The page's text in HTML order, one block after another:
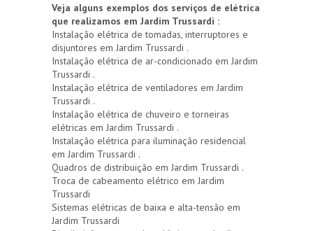
Veja alguns exemplos dos serviços de elétrica
que realizamos em Jardim Trussardi :
Instalação elétrica de tomadas, interruptores e
disjuntores em Jardim Trussardi .
Instalação elétrica de ar-condicionado em Jardim
Trussardi .
Instalação elétrica de ventiladores em Jardim
Trussardi .
Instalação elétrica de chuveiro e torneiras
elétricas em Jardim Trussardi .
Instalação elétrica para iluminação residencial
em Jardim Trussardi .
Quadros de distribuição em Jardim Trussardi .
Troca de cabeamento elétrico em Jardim
Trussardi
Sistemas elétricas de baixa e alta-tensão em
Jardim Trussardi